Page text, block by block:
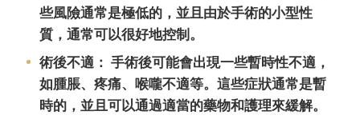
些風險通常是極低的，並且由於手術的小型性
質，通常可以很好地控制。
術後不適： 手術後可能會出現一些暫時性不適，
如腫脹、疼痛、喉嚨不適等。這些症狀通常是暫
時的，並且可以通過適當的藥物和護理來緩解。